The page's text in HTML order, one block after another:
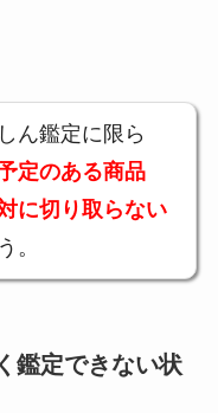
ん鑑定に限ら
定のある商品
に切り取らない
。
鑑定できない状